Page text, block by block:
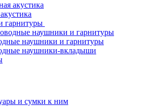
акустика
гарнитуры
наушники и гарнитуры
наушники и гарнитуры
наушники-вкладыши
и сумки к ним